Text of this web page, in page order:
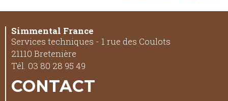
Simmental France
Services techniques - 1 rue des Coulots
21110 Bretenière
Tél. 03 80 28 95 49
CONTACT